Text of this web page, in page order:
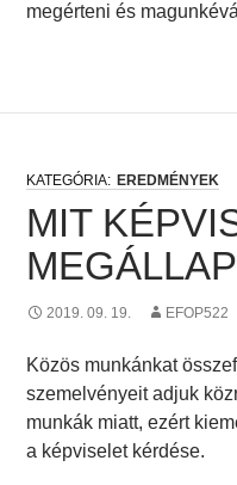
megérteni és
EREDMÉNYEK
MIT
2019. 09. 19. EFOP522
Közös munkánkat
szemelvényeit adjuk
munkák miatt, ezért
a képviselet kérdése.